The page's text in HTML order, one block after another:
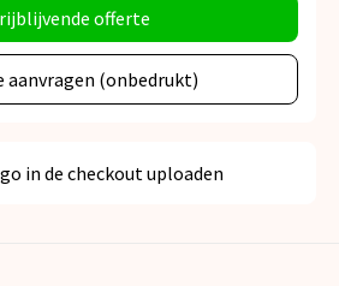
offerte
aanvragen (onbedrukt)
in de checkout uploaden